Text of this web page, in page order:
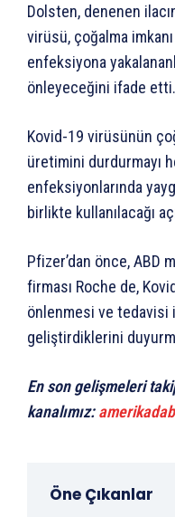
Dolsten, denenen
virüsü, çoğalma
enfeksiyona
önleyeceğini ifade etti.
Kovid-19 virüsünün
üretimini durdurmayı
enfeksiyonlarında
birlikte kullanılacağı
Pfizer’dan önce, ABD
firması Roche de,
önlenmesi ve tedavisi
geliştirdiklerini
En son gelişmeleri
kanalımız:
Öne Çıkanlar